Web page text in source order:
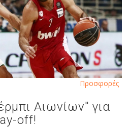
Αιωνίων" για
off!
Προσφορές